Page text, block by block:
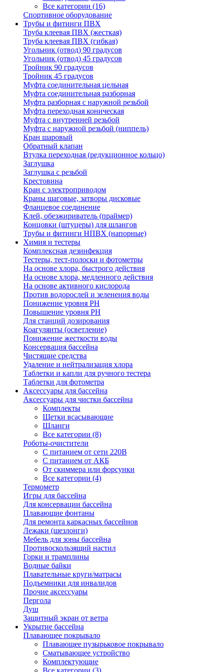
Все категории (16)
Спортивное оборудование
Трубы и фитинги ПВХ
Труба клеевая ПВХ (жесткая)
Труба клеевая ПВХ (гибкая)
Угольник (отвод) 90 градусов
Угольник (отвод) 45 градусов
Тройник 90 градусов
Тройник 45 градусов
Муфта соединительная цельная
Муфта соединительная разборная
Муфта разборная с наружной резьбой
Муфта переходная коническая
Муфта с внутренней резьбой
Муфта с наружной резьбой (ниппель)
Кран шаровый
Обратный клапан
Втулка переходная (редукционное кольцо)
Заглушка
Заглушка с резьбой
Крестовина
Кран с электроприводом
Краны шаговые, затворы дисковые
Фланцевое соединение
Клей, обезжириватель (праймер)
Концовки (штуцеры) для шлангов
Трубы и фитинги НПВХ (напорные)
Химия и тестеры
Комплексная дезинфекция
Тестеры, тест-полоски и фотометры
На основе хлора, быстрого действия
На основе хлора, медленного действия
На основе активного кислорода
Против водорослей и зеленения воды
Понижение уровня РН
Повышение уровня РН
Для станций дозирования
Коагулянты (осветление)
Понижение жесткости воды
Консервация бассейна
Чистящие средства
Удаление и нейтрализация хлора
Таблетки и капли для ручного тестера
Таблетки для фотометра
Аксессуары для бассейна
Аксессуары для чистки бассейна
Комплекты
Щетки всасывающие
Шланги
Все категории (8)
Роботы-очистители
С питанием от сети 220В
С питанием от АКБ
От скиммера или форсунки
Все категории (4)
Термометр
Игры для бассейна
Для консервации бассейна
Плавающие фонтаны
Для ремонта каркасных бассейнов
Лежаки (шезлонги)
Мебель для зоны бассейна
Противоскользящий настил
Горки и трамплины
Водные байки
Плавательные круги/матрасы
Подъемники для инвалидов
Прочие аксессуары
Пергола
Душ
Защитный экран от ветра
Укрытие бассейна
Плавающее покрывало
Плавающее пузырьковое покрывало
Сматывающее устройство
Комплектующие
Все категории (3)